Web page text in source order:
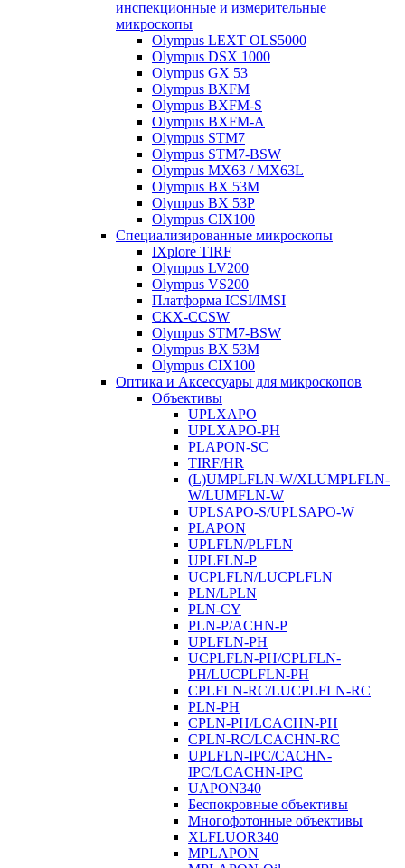
инспекционные и измерительные
микроскопы
Olympus LEXT OLS5000
Olympus DSX 1000
Olympus GX 53
Olympus BXFM
Olympus BXFM-S
Olympus BXFM-A
Olympus STM7
Olympus STM7-BSW
Olympus MX63 / MX63L
Olympus BX 53M
Olympus BX 53P
Olympus CIX100
Специализированные микроскопы
IXplore TIRF
Olympus LV200
Olympus VS200
Платформа ICSI/IMSI
CKX-CCSW
Olympus STM7-BSW
Olympus BX 53M
Olympus CIX100
Оптика и Аксессуары для микроскопов
Объективы
UPLXAPO
UPLXAPO-PH
PLAPON-SC
TIRF/HR
(L)UMPLFLN-W/XLUMPLFLN-
W/LUMFLN-W
UPLSAPO-S/UPLSAPO-W
PLAPON
UPLFLN/PLFLN
UPLFLN-P
UCPLFLN/LUCPLFLN
PLN/LPLN
PLN-CY
PLN-P/ACHN-P
UPLFLN-PH
UCPLFLN-PH/CPLFLN-
PH/LUCPLFLN-PH
CPLFLN-RC/LUCPLFLN-RC
PLN-PH
CPLN-PH/LCACHN-PH
CPLN-RC/LCACHN-RC
UPLFLN-IPC/CACHN-
IPC/LCACHN-IPC
UAPON340
Беспокровные объективы
Многофотонные объективы
XLFLUOR340
MPLAPON